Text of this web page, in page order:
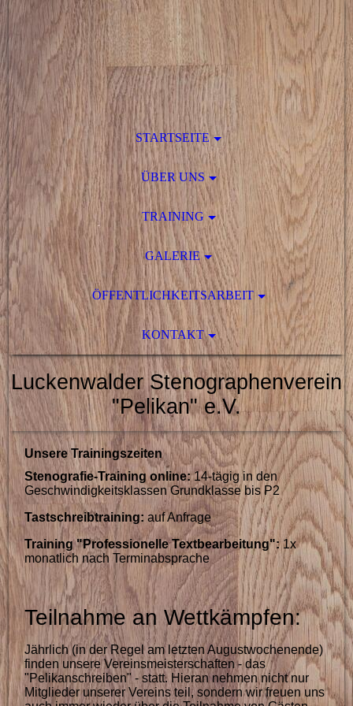
STARTSEITE
ÜBER UNS
TRAINING
GALERIE
ÖFFENTLICHKEITSARBEIT
KONTAKT
Luckenwalder Stenographenverein
"Pelikan" e.V.
Unsere Trainingszeiten
Stenografie-Training online:14-tägigin den
Geschwindigkeitsklassen Grundklasse bis P2
Tastschreibtraining: auf Anfrage
Training "Professionelle Textbearbeitung":1x
monatlich nach Terminabsprache
Teilnahme an Wettkämpfen:
Jährlich (in der Regel am letzten Augustwochenende)
finden unsere Vereinsmeisterschaften - das
"Pelikanschreiben" - statt. Hieran nehmen nicht nur
Mitglieder unserer Vereins teil, sondern wir freuen uns